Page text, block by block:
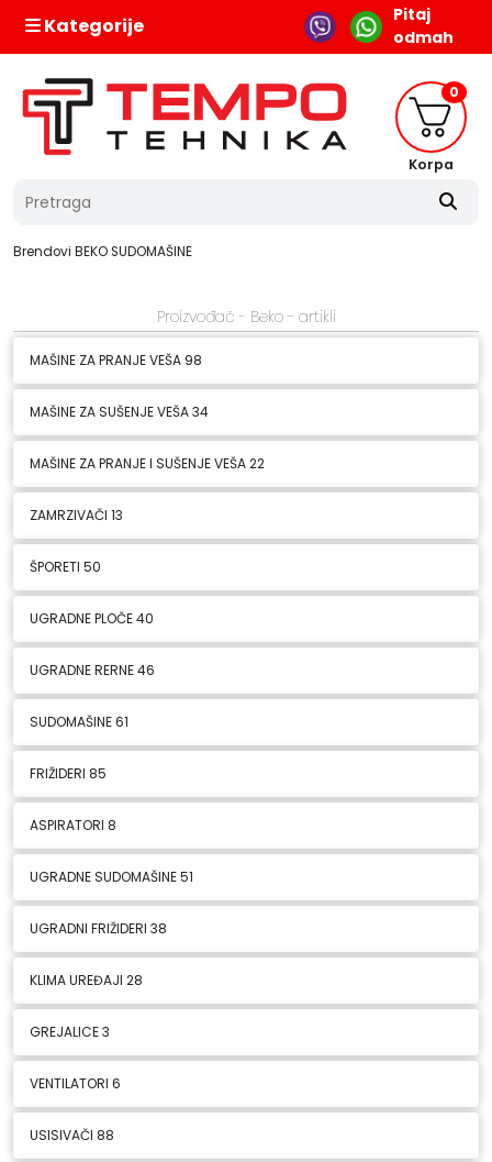
Kategorije
Pitaj
odmah
0
Korpa
Brendovi BEKOSUDOMAŠINE
Proizvođač - Beko - artikli
MAŠINE ZA PRANJE VEŠA 98
MAŠINE ZA SUŠENJE VEŠA34
MAŠINE ZA PRANJE I SUŠENJE VEŠA22
ZAMRZIVAČI 13
ŠPORETI 50
UGRADNE PLOČE40
UGRADNE RERNE46
SUDOMAŠINE61
FRIŽIDERI 85
ASPIRATORI 8
UGRADNE SUDOMAŠINE51
UGRADNI FRIŽIDERI 38
KLIMA UREĐAJI 28
GREJALICE3
VENTILATORI 6
USISIVAČI 88